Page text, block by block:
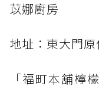
苡娜廚房
地址：東大門
「福町本舖檸